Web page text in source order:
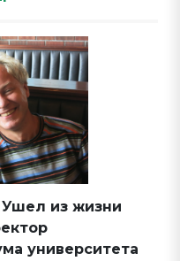
Ушел из жизни
университета